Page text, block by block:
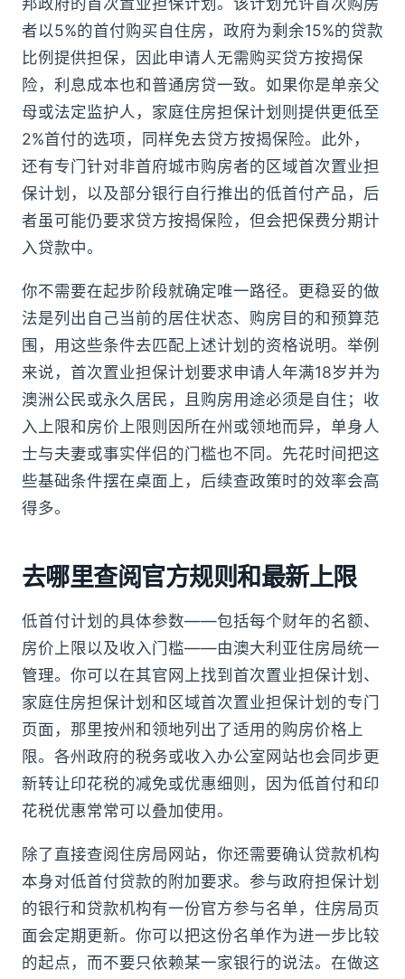
者以5%的首付购买自住房，政府为剩余15%的贷款
比例提供担保，因此申请人无需购买贷方按揭保
险，利息成本也和普通房贷一致。如果你是单亲父
母或法定监护人，家庭住房担保计划则提供更低至
2%首付的选项，同样免去贷方按揭保险。此外，
还有专门针对非首府城市购房者的区域首次置业担
保计划，以及部分银行自行推出的低首付产品，后
者虽可能仍要求贷方按揭保险，但会把保费分期计
入贷款中。
你不需要在起步阶段就确定唯一路径。更稳妥的做
法是列出自己当前的居住状态、购房目的和预算范
围，用这些条件去匹配上述计划的资格说明。举例
来说，首次置业担保计划要求申请人年满18岁并为
澳洲公民或永久居民，且购房用途必须是自住；收
入上限和房价上限则因所在州或领地而异，单身人
士与夫妻或事实伴侣的门槛也不同。先花时间把这
些基础条件摆在桌面上，后续查政策时的效率会高
得多。
去哪里查阅官方规则和最新上限
低首付计划的具体参数——包括每个财年的名额、
房价上限以及收入门槛——由澳大利亚住房局统一
管理。你可以在其官网上找到首次置业担保计划、
家庭住房担保计划和区域首次置业担保计划的专门
页面，那里按州和领地列出了适用的购房价格上
限。各州政府的税务或收入办公室网站也会同步更
新转让印花税的减免或优惠细则，因为低首付和印
花税优惠常常可以叠加使用。
除了直接查阅住房局网站，你还需要确认贷款机构
本身对低首付贷款的附加要求。参与政府担保计划
的银行和贷款机构有一份官方参与名单，住房局页
面会定期更新。你可以把这份名单作为进一步比较
的起点，而不要只依赖某一家银行的说法。在做这